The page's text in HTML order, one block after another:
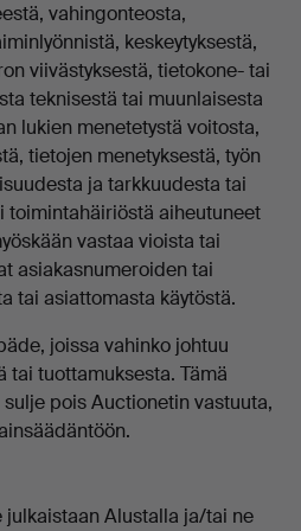
vahingonteosta,
keskeytyksestä,
viivästyksestä, tietokone- tai
teknisestä tai muunlaisesta
lukien menetetystä voitosta,
tietojen menetyksestä, työn
ja tarkkuudesta tai
toimintahäiriöstä aiheutuneet
vastaa vioista tai
asiakasnumeroiden tai
tai asiattomasta käytöstä.
joissa vahinko johtuu
tai tuottamuksesta. Tämä
pois Auctionetin vastuuta,
Alustalla ja/tai ne